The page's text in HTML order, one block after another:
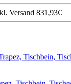
Versand 831,93€